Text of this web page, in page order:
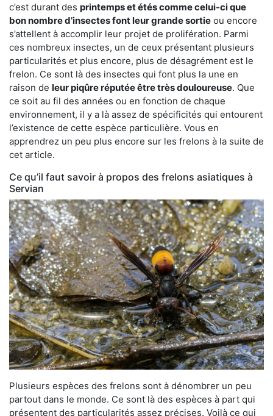
c’est durant des printemps et étés comme celui-ci que
bon nombre d’insectes font leur grande sortie ou encore
s’attellent à accomplir leur projet de prolifération. Parmi
ces nombreux insectes, un de ceux présentant plusieurs
particularités et plus encore, plus de désagrément est le
frelon. Ce sont là des insectes qui font plus la une en
raison de leur piqûre réputée être très douloureuse. Que
ce soit au fil des années ou en fonction de chaque
environnement, il y a là assez de spécificités qui entourent
l’existence de cette espèce particulière. Vous en
apprendrez un peu plus encore sur les frelons à la suite de
cet article.
Ce qu’il faut savoir à propos des frelons asiatiques à
Servian
Plusieurs espèces des frelons sont à dénombrer un peu
partout dans le monde. Ce sont là des espèces à part qui
présentent des particularités assez précises. Voilà ce qui